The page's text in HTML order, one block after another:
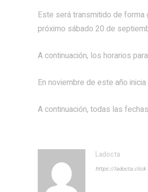
Este será transmitido de
próximo sábado 20 de
A continuación, los horarios
En noviembre de este año
A continuación, todas las
Ladocta
https://ladocta.click